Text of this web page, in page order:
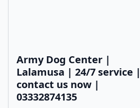
Army Dog Center |
Lalamusa | 24/7 service |
contact us now |
03332874135